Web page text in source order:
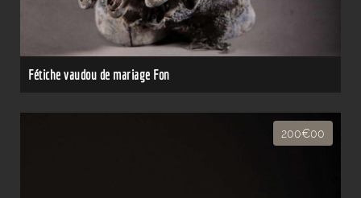
Fétiche vaudou de mariage Fon
200€00